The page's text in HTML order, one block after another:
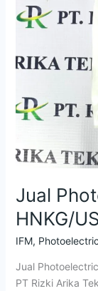
Jual
HNKG/
IFM,
Jual
PT Rizki Arika